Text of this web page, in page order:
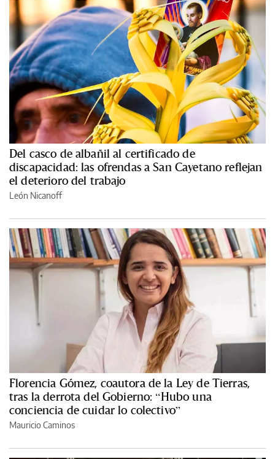
Del casco de albañil al certificado de
discapacidad: las ofrendas a San Cayetano reflejan
el deterioro del trabajo
León Nicanoff
Florencia Gómez, coautora de la Ley de Tierras,
tras la derrota del Gobierno: “Hubo una
conciencia de cuidar lo colectivo”
Mauricio Caminos